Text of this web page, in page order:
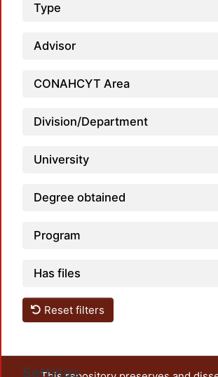
Type
Advisor
CONAHCYT Area
Division/Department
University
Degree obtained
Program
Has files
Reset filters
Settings